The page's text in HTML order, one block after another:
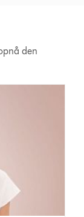
den